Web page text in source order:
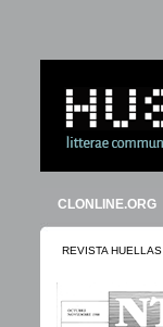
CLONLINE.ORG
REVISTA HUELLAS